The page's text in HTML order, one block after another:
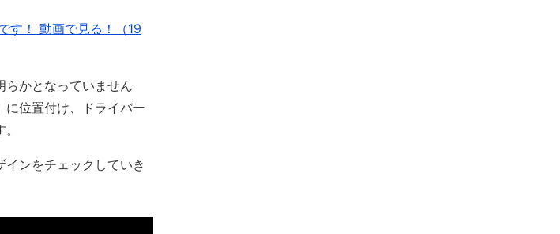
す！ 動画で見る！（19
かとなっていません
に位置付け、ドライバー
ンをチェックしていき